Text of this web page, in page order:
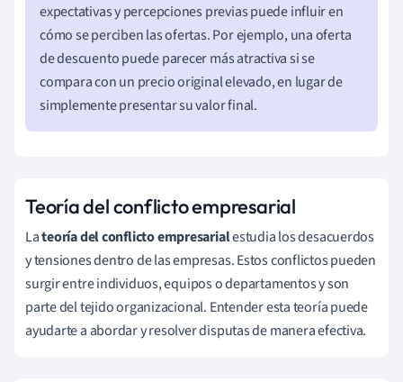
expectativas y percepciones previas puede influir en
cómo se perciben las ofertas. Por ejemplo, una oferta
de descuento puede parecer más atractiva si se
compara con un precio original elevado, en lugar de
simplemente presentar su valor final.
Teoría del conflicto empresarial
Lateoría del conflicto empresarialestudia los desacuerdos
y tensiones dentro de las empresas. Estos conflictos pueden
surgir entre individuos, equipos o departamentos y son
parte del tejido organizacional. Entender esta teoría puede
ayudarte a abordar y resolver disputas de manera efectiva.